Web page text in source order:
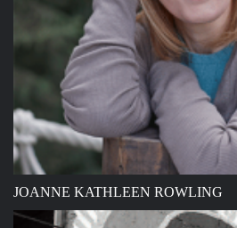
JOANNE KATHLEEN ROWLING